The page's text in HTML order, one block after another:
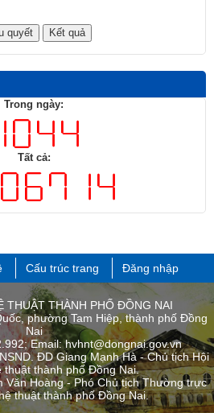
Trong ngày:
Tất cả:
Cấu trúc trang Đăng nhập
THUẬT THÀNH PHỐ ĐỒNG NAI
phường Tam Hiệp, thành phố Đồng
Nai
Email: hvhnt@dongnai.gov.vn
ĐD Giang Mạnh Hà - Chủ tịch Hội
thuật thành phố Đồng Nai.
Văn Hoàng - Phó Chủ tịch Thường trực
thuật thành phố ​Đồng Nai.